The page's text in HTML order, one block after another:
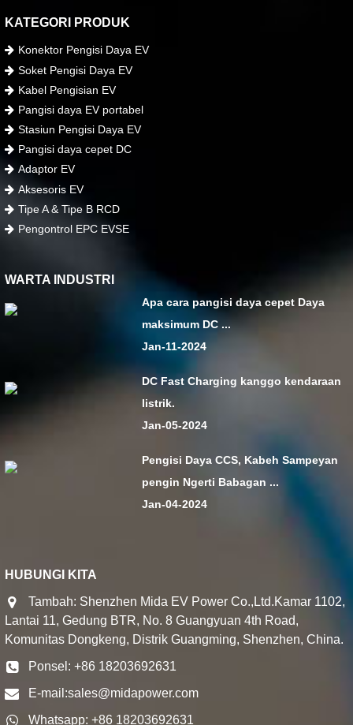
KATEGORI PRODUK
Konektor Pengisi Daya EV
Soket Pengisi Daya EV
Kabel Pengisian EV
Pangisi daya EV portabel
Stasiun Pengisi Daya EV
Pangisi daya cepet DC
Adaptor EV
Aksesoris EV
Tipe A & Tipe B RCD
Pengontrol EPC EVSE
WARTA INDUSTRI
Apa cara pangisi daya cepet Daya
maksimum DC ...
Jan-11-2024
DC Fast Charging kanggo kendaraan
listrik.
Jan-05-2024
Pengisi Daya CCS, Kabeh Sampeyan
pengin Ngerti Babagan ...
Jan-04-2024
HUBUNGI KITA
Tambah: Shenzhen Mida EV Power Co.,Ltd.Kamar 1102,
Lantai 11, Gedung BTR, No. 8 Guangyuan 4th Road,
Komunitas Dongkeng, Distrik Guangming, Shenzhen, China.
Ponsel: +86 18203692631
E-mail:sales@midapower.com
Whatsapp: +86 18203692631